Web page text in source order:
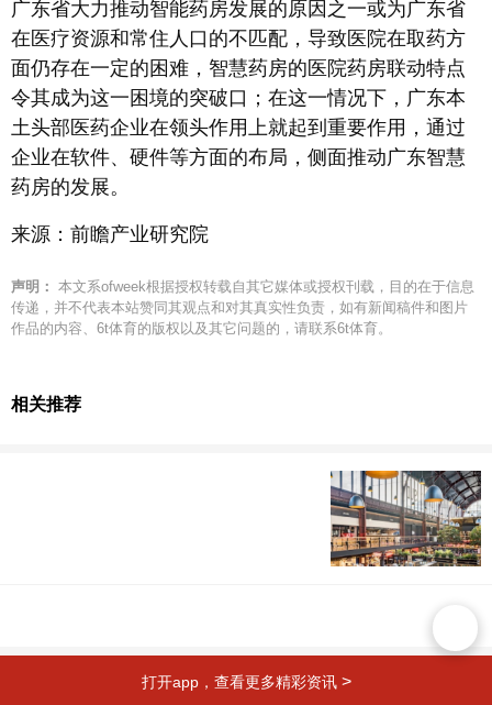
广东省大力推动智能药房发展的原因之一或为广东省
在医疗资源和常住人口的不匹配，导致医院在取药方
面仍存在一定的困难，智慧药房的医院药房联动特点
令其成为这一困境的突破口；在这一情况下，广东本
土头部医药企业在领头作用上就起到重要作用，通过
企业在软件、硬件等方面的布局，侧面推动广东智慧
药房的发展。
来源：前瞻产业研究院
声明： 本文系ofweek根据授权转载自其它媒体或授权刊载，目的在于信息
传递，并不代表本站赞同其观点和对其真实性负责，如有新闻稿件和图片
作品的内容、6t体育的版权以及其它问题的，请联系6t体育。
相关推荐
打开app，查看更多精彩资讯 >